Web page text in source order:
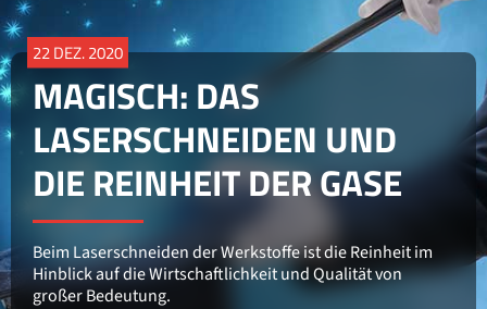
22 DEZ. 2020
MAGISCH: DAS
LASERSCHNEIDEN UND
DIE REINHEIT DER GASE
Beim Laserschneiden der Werkstoffe ist die Reinheit im
Hinblick auf die Wirtschaftlichkeit und Qualität von
großer Bedeutung.